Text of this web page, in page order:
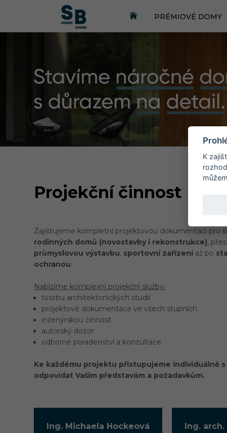
PRÉMIOVÉ DOMY
Projekční činnost
Zajišťujeme kompletní projektovou dokumentaci pro
rodinných domů (novostavby i rekonstrukce), přes
průmyslovou výstavbu, sportovní zařízení až po
ochranou.
Nabízíme komplexní projekční služby:
tvorbu architektonických studií
projektové dokumentace ve všech stupních
inženýrskou činnost
autorský dozor
odborné poradenství a konzultace
Ke každému projektu přistupujeme individuálně
odpovídat Vašim představám a požadavkům.
Ing. Michaela Hockeová
Ing.
K